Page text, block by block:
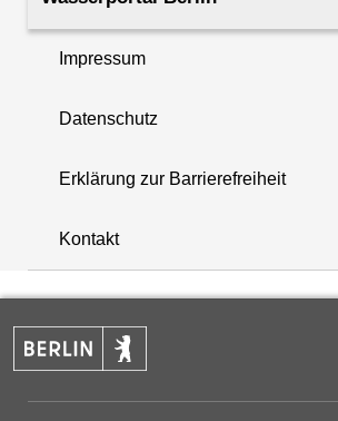
+
−
Impressum
Datenschutz
Erklärung zur Barrierefreiheit
Kontakt